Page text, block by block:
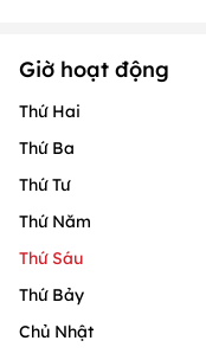
Giờ hoạt động
Thứ Hai
Thứ Ba
Thứ Tư
Thứ Năm
Thứ Sáu
Thứ Bảy
Chủ Nhật